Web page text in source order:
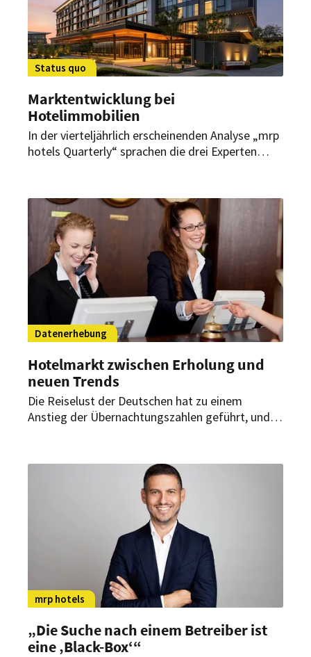
Status quo
Marktentwicklung bei
Hotelimmobilien
In der vierteljährlich erscheinenden Analyse „mrp
hotels Quarterly“ sprachen die drei Experten
Herausforderungen der Branche.
Datenerhebung
Hotelmarkt zwischen Erholung und
neuen Trends
Die Reiselust der Deutschen hat zu einem
Anstieg der Übernachtungszahlen geführt, und
fragt nun nach der Stabilität des Markts.
mrp hotels
„Die Suche nach einem Betreiber ist
eine ‚Black-Box‘“